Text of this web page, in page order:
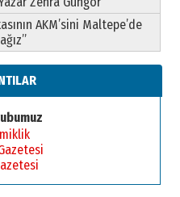
AKM’sini Maltepe’de